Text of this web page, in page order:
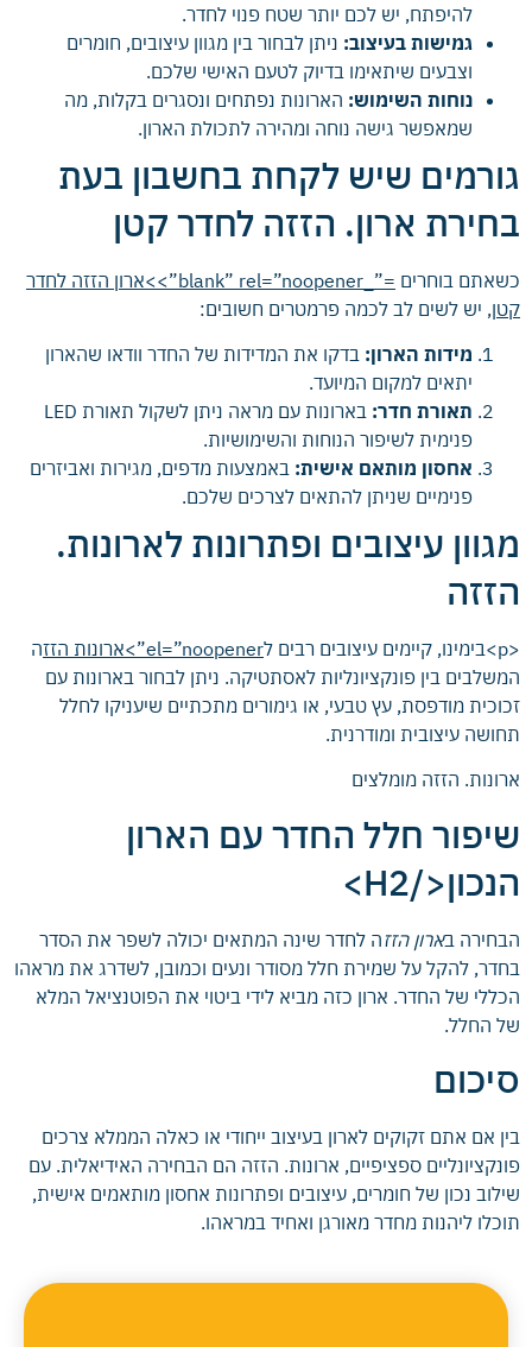
להיפתח, יש לכם יותר שטח פנוי לחדר.
גמישות בעיצוב: ניתן לבחור בין מגוון עיצובים, חומרים
וצבעים שיתאימו בדיוק לטעם האישי שלכם.
נוחות השימוש: הארונות נפתחים ונסגרים בקלות, מה
שמאפשר גישה נוחה ומהירה לתכולת הארון.
גורמים שיש לקחת בחשבון בעת
בחירת ארון. הזזה לחדר קטן
כשאתם בוחרים
=”_blank” rel=”noopener”>>ארון הזזה לחדר
קטן, יש לשים לב לכמה פרמטרים חשובים:
מידות הארון: בדקו את המדידות של החדר וודאו שהארון
יתאים למקום המיועד.
תאורת חדר:
בארונות עם מראה ניתן לשקול תאורת LED
פנימית לשיפור הנוחות והשימושיות.
אחסון מותאם אישית: באמצעות מדפים, מגירות ואביזרים
פנימיים שניתן להתאים לצרכים שלכם.
מגוון עיצובים ופתרונות לארונות.
הזזה
<p>בימינו, קיימים עיצובים רבים ל el=”noopener”>ארונות הזז
ה
המשלבים בין פונקציונליות לאסתטיקה. ניתן לבחור בארונות עם
זכוכית מודפסת, עץ טבעי, או גימורים מתכתיים שיעניקו לחלל
תחושה עיצובית ומודרנית.
ארונות. הזזה מומלצים
שיפור חלל החדר עם הארון
הנכון</H2>
הבחירה בארון הזזה לחדר שינה המתאים יכולה לשפר את הסדר
בחדר, להקל על שמירת חלל מסודר ונעים וכמובן, לשדרג את מראהו
הכללי של החדר. ארון כזה מביא לידי ביטוי את הפוטנציאל המלא
של החלל.
סיכום
בין אם אתם זקוקים לארון בעיצוב ייחודי או כאלה הממלא צרכים
פונקציונליים ספציפיים, ארונות. הזזה הם הבחירה האידיאלית. עם
שילוב נכון של חומרים, עיצובים ופתרונות אחסון מותאמים אישית,
תוכלו ליהנות מחדר מאורגן ואחיד במראהו.